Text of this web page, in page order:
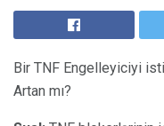
Bir TNF Engelleyiciyi
Artan mı?